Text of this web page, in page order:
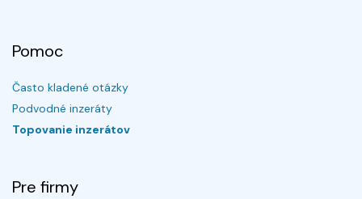
Pomoc
Často kladené otázky
Podvodné inzeráty
Topovanie inzerátov
Pre firmy